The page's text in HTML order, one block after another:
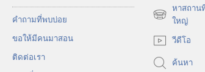
คำถามที่พบบ่อย
ขอ​ให้​มี​คน​มา​สอน
ติด​ต่อ​เรา
หาสถาน
ใหญ่
(เปิด
ใหม่) วีดีโอ
ค้นหา